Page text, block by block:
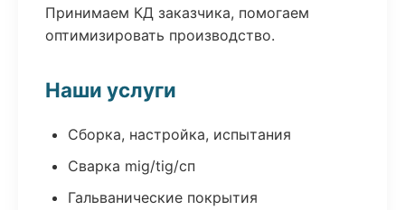
Принимаем КД заказчика, помогаем
оптимизировать производство.
Наши услуги
Сборка, настройка, испытания
Сварка mig/tig/сп
Гальванические покрытия